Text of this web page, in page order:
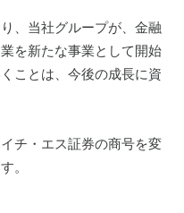
、当社グループが、金融
を新たな事業として開始
ことは、今後の成長に資
チ・エス証券の商号を変
。